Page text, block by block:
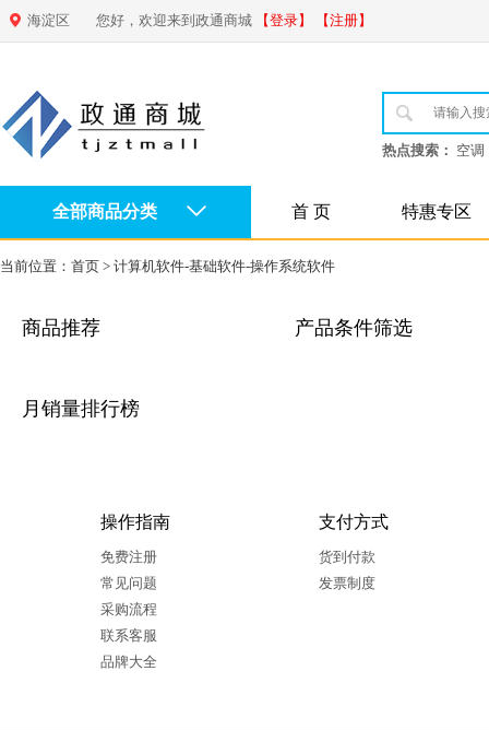
海淀区 您好，欢迎来到政通商城 【登录】 【注册】
热点搜索： 空调
全部商品分类 首 页 特惠专区
当前位置： 首页 > 计算机软件-基础软件-操作系统软件
商品推荐
月销量排行榜
产品条件筛选
操作指南
免费注册
常见问题
采购流程
联系客服
品牌大全
支付方式
货到付款
发票制度